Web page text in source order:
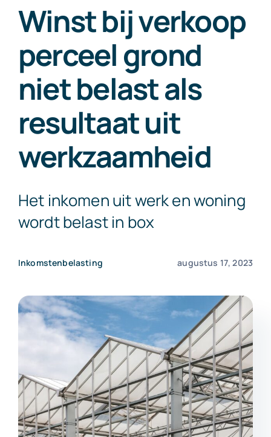
Nieuws
Exact Online
Neem contact op!
Winst bij verkoop
perceel grond
niet belast als
resultaat uit
werkzaamheid
Het inkomen uit werk en woning
wordt belast in box
Inkomstenbelasting augustus 17, 2023